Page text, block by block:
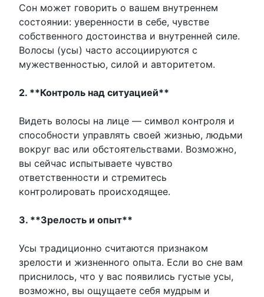
Сон может говорить о вашем внутреннем
состоянии: уверенности в себе, чувстве
собственного достоинства и внутренней силе.
Волосы (усы) часто ассоциируются с
мужественностью, силой и авторитетом.
2. **Контроль над ситуацией**
Видеть волосы на лице — символ контроля и
способности управлять своей жизнью, людьми
вокруг вас или обстоятельствами. Возможно,
вы сейчас испытываете чувство
ответственности и стремитесь
контролировать происходящее.
3. **Зрелость и опыт**
Усы традиционно считаются признаком
зрелости и жизненного опыта. Если во сне вам
приснилось, что у вас появились густые усы,
возможно, вы ощущаете себя мудрым и